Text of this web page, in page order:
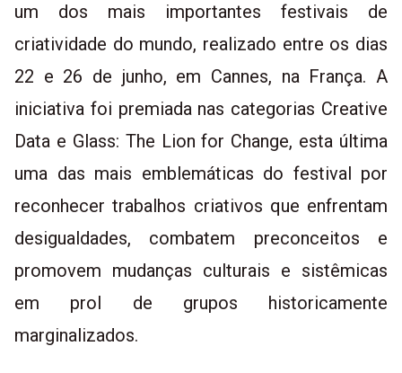
um dos mais importantes festivais de
criatividade do mundo, realizado entre os dias
22 e 26 de junho, em Cannes, na França. A
iniciativa foi premiada nas categorias Creative
Data e Glass: The Lion for Change, esta última
uma das mais emblemáticas do festival por
reconhecer trabalhos criativos que enfrentam
desigualdades, combatem preconceitos e
promovem mudanças culturais e sistêmicas
em prol de grupos historicamente
marginalizados.